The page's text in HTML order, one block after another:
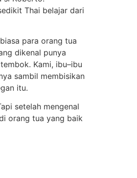
Thai belajar dari
para orang tua
dikenal punya
Kami, ibu–ibu
sambil membisikan
itu.
setelah mengenal
orang tua yang baik